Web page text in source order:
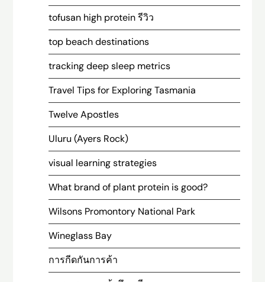
tofusan high protein รีวิว
top beach destinations
tracking deep sleep metrics
Travel Tips for Exploring Tasmania
Twelve Apostles
Uluru (Ayers Rock)
visual learning strategies
What brand of plant protein is good?
Wilsons Promontory National Park
Wineglass Bay
การกีดกันการค้า